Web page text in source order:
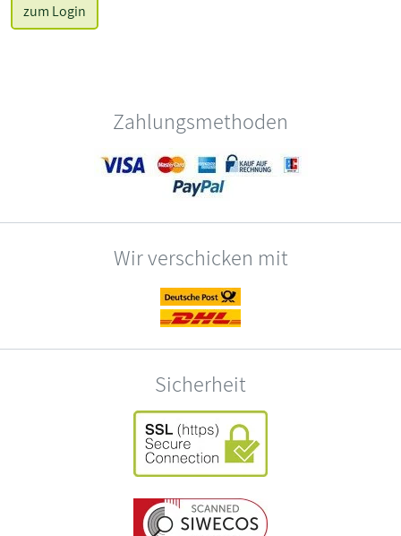
zum Login
Zahlungsmethoden
Wir verschicken mit
Sicherheit